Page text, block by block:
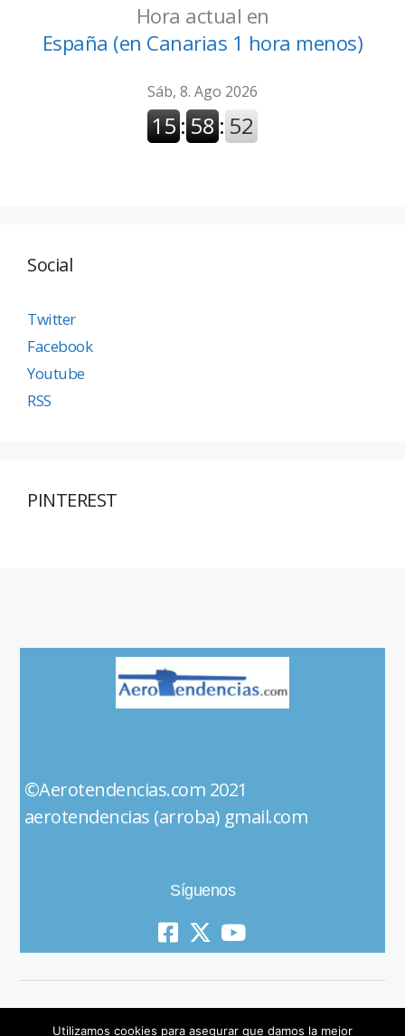
Hora actual en
España (en Canarias 1 hora menos)
Social
Twitter
Facebook
Youtube
RSS
PINTEREST
©Aerotendencias.com 2021
aerotendencias (arroba) gmail.com
Síguenos
Utilizamos cookies para asegurar que damos la mejor